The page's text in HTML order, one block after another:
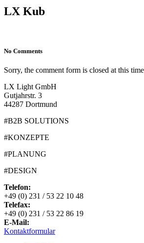
LX Kub
No Comments
Sorry, the comment form is closed at this
LX Light GmbH
Gutjahrstr. 3
44287 Dortmund
#B2B SOLUTIONS
#KONZEPTE
#PLANUNG
#DESIGN
Telefon:
+49 (0) 231 / 53 22 10 48
Telefax:
+49 (0) 231 / 53 22 86 19
E-Mail:
Kontaktformular